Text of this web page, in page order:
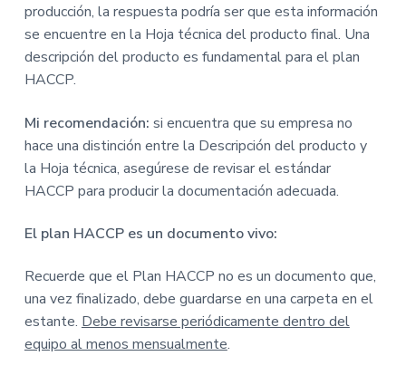
producción, la respuesta podría ser que esta información
se encuentre en la Hoja técnica del producto final. Una
descripción del producto es fundamental para el plan
HACCP.
Mi recomendación: si encuentra que su empresa no
hace una distinción entre la Descripción del producto y
la Hoja técnica, asegúrese de revisar el estándar
HACCP para producir la documentación adecuada.
El plan HACCP es un documento vivo:
Recuerde que el Plan HACCP no es un documento que,
una vez finalizado, debe guardarse en una carpeta en el
estante. Debe revisarse periódicamente dentro del
equipo al menos mensualmente.